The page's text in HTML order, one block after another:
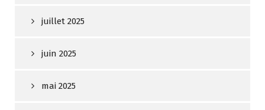
juillet 2025
juin 2025
mai 2025